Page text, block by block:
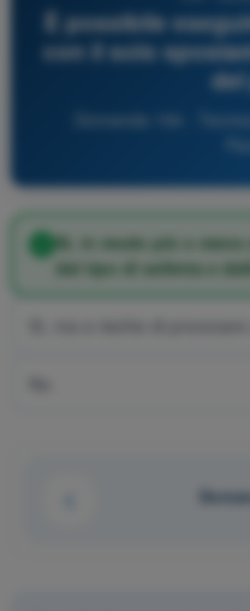
È possibile
con il solo
del
Domanda 194 -
Sì, in modo più o
dal tipo di selletta e